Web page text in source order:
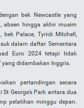
bek Newcastle yang
absen hingga akhir musim
bek Palace, Tyrick Mitchell,
dalam daftar. Sementara
Euro 2024 tetapi tidak
yang didambakan Inggris.
pertandingan secara
George’s Park antara dua
pelatihan minggu depan.